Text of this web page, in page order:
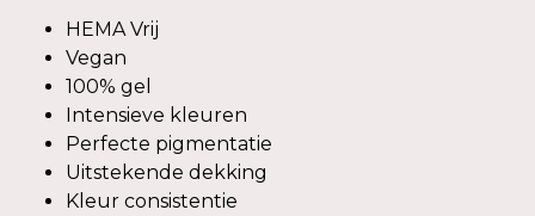
HEMA Vrij
Vegan
100% gel
Intensieve kleuren
Perfecte pigmentatie
Uitstekende dekking
Kleur consistentie